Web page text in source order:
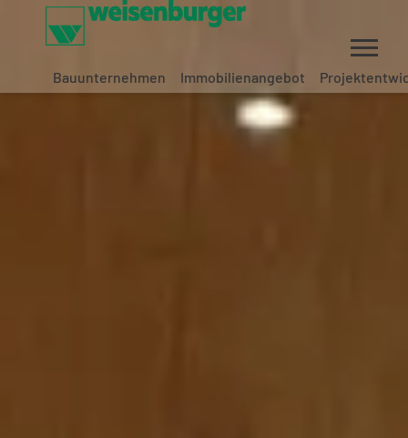
Bauunternehmen Immobilienangebot